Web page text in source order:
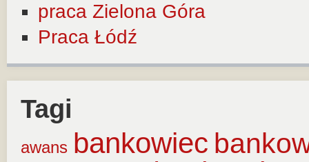
praca Zielona Góra
Praca Łódź
Tagi
awans bankowiec